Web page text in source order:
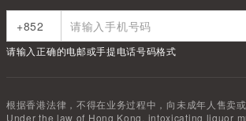
请输入正确的电邮或手提电话号码格式
根据香港法律，不得在业务过程中，向未成年人售卖
Under the law of Hong Kong, intoxicating liquor